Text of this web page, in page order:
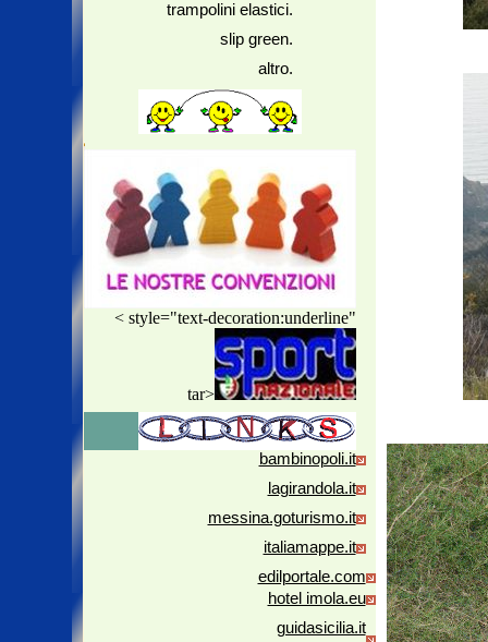
trampolini elastici.
slip green.
altro.
< style="text-decoration:underline"
tar>
bambinopoli.it
lagirandola.it
messina.goturismo.it
italiamappe.it
edilportale.com
hotel imola.eu
guidasicilia.it